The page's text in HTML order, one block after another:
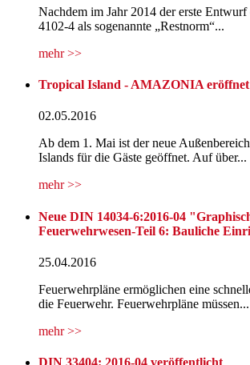
Nachdem im Jahr 2014 der erste
4102-4 als sogenannte „Restnorm“...
mehr >>
Tropical Island - AMAZONIA eröffnet
02.05.2016
Ab dem 1. Mai ist der neue
Islands für die Gäste geöffnet. Auf über...
mehr >>
Neue DIN 14034-6:2016-04
Feuerwehrwesen-Teil 6: Bauliche
25.04.2016
Feuerwehrpläne ermöglichen eine
die Feuerwehr. Feuerwehrpläne müssen...
mehr >>